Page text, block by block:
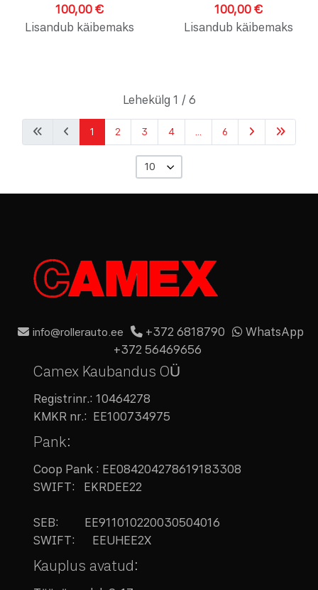
100,00 €
Lisandub käibemaks
100,00 €
Lisandub käibemaks
Lehekülg 1 / 6
1 2 3 4 6
10
info@rollerauto.ee +372 6818790
WhatsApp
+372 56469656
Camex Kaubandus OÜ
Registrinr.: 10464278
KMKR nr.: EE100734975
Pank:
Coop Pank : EE084204278619183308
SWIFT: EKRDEE22
SEB: EE911010220030504016
SWIFT: EEUHEE2X
Kauplus avatud: